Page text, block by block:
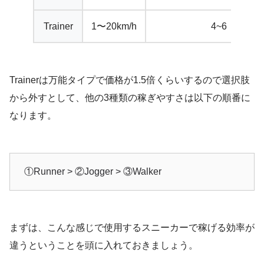
Trainer 1〜20km/h 4~6
Trainerは万能タイプで価格が1.5倍くらいするので選択肢
から外すとして、他の3種類の稼ぎやすさは以下の順番に
なります。
①Runner > ②Jogger > ③Walker
まずは、こんな感じで使用するスニーカーで稼げる効率が
違うということを頭に入れておきましょう。